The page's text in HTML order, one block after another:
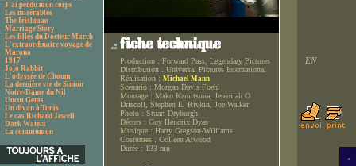
J'ai perdu mon corps
Les misérables
The Irishman
Marriage Story
Les filles du Docteur March
L'extraordinaire voyage de
Marona
1917
Jojo Rabbit
L'odyssée de Choum
La dernière vie de Simon
Notre-Dame du Nil
Uncut Gems
Un divan à Tunis
Le cas Richard Jewell
Dark Waters
La communion
Production : Forward Pass, Legendary Pictures
Distribution : Universal Pictures International
Réalisation : Michael Mann
Scénario : Morgan Davis Foehl
Montage : Mako Kamitsuna, Jeremiah O
Driscoll, Stephen E. Rivkin, Joe Walker
Photo : Stuart Dryburgh
Décors : Guy Hendrix Dyas
Musique : Harry Gregson-Williams
Costumes : Colleen Atwood
Durée : 133 mn
EN